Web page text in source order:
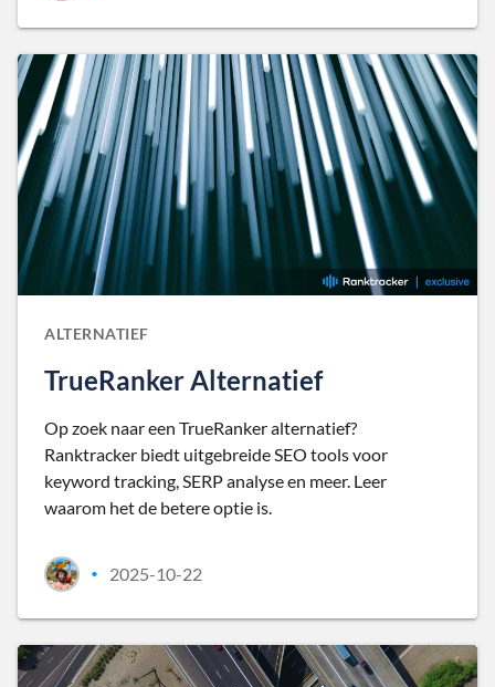
ALTERNATIEF
TrueRanker Alternatief
Op zoek naar een TrueRanker alternatief?
Ranktracker biedt uitgebreide SEO tools voor
keyword tracking, SERP analyse en meer. Leer
waarom het de betere optie is.
• 2025-10-22